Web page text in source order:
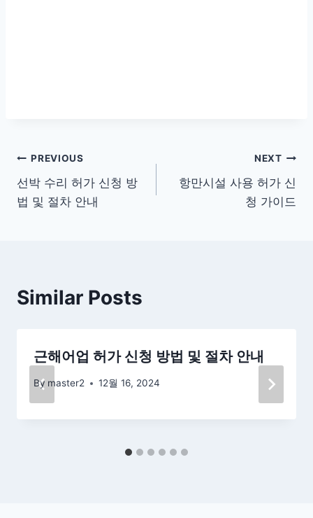
글
탐
PREVIOUS
선박 수리 허가 신청 방
법 및 절차 안내
NEXT
항만시설 사용 허가 신
청 가이드
Similar Posts
근해어업 허가 신청 방법 및 절차 안내
By master2 12월 16, 2024